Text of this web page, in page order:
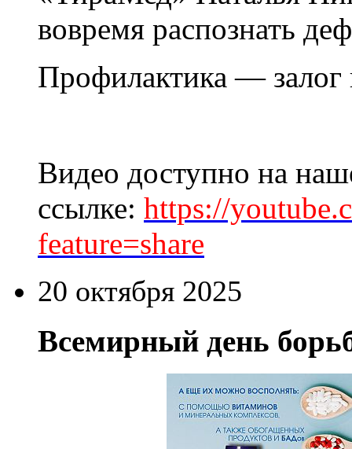
вовремя распознать
Профилактика — залог
Видео доступно на
ссылке: https://
feature=share
20 октября 2025
Всемирный день